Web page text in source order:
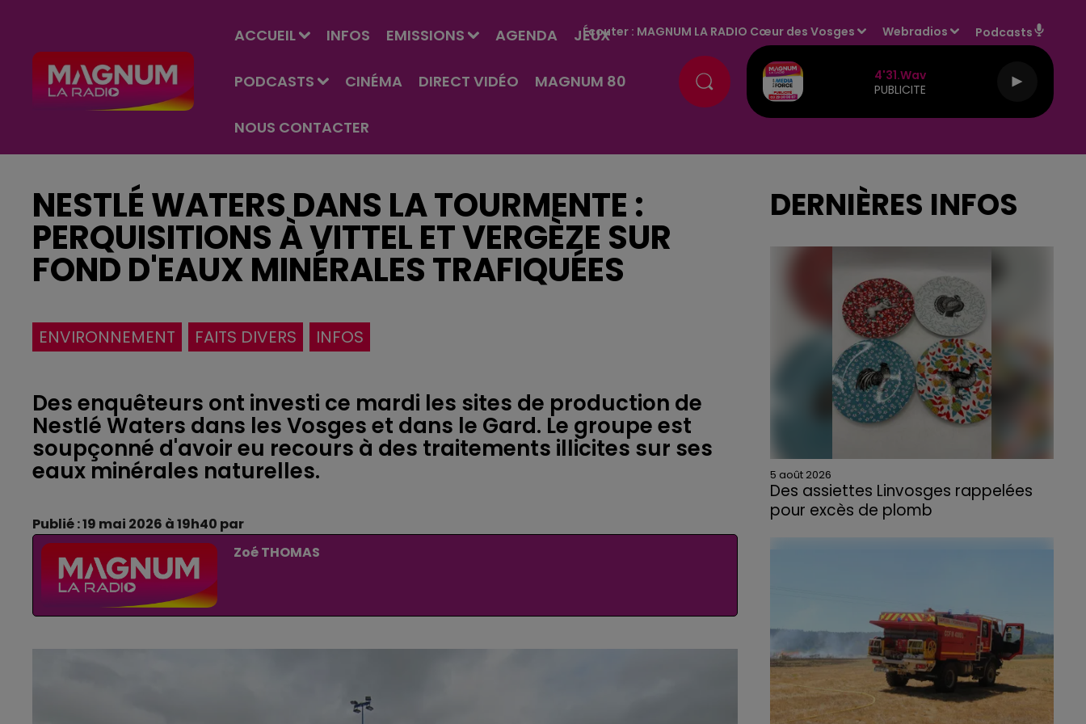
ACCUEIL INFOS EMISSIONS AGENDA JEUX
PODCASTS CINÉMA DIRECT VIDÉO MAGNUM 80
NOUS CONTACTER
Écouter : MAGNUM LA RADIO Cœur des Vosges Webradios Podcasts
4'31.wav
PUBLICITE
NESTLÉ WATERS DANS LA TOURMENTE :
PERQUISITIONS À VITTEL ET VERGÈZE SUR
FOND D'EAUX MINÉRALES TRAFIQUÉES
ENVIRONNEMENT FAITS DIVERS INFOS
Des enquêteurs ont investi ce mardi les sites de production de
Nestlé Waters dans les Vosges et dans le Gard. Le groupe est
soupçonné d'avoir eu recours à des traitements illicites sur ses
eaux minérales naturelles.
Publié : 19 mai 2026 à 19h40 par
Zoé THOMAS
DERNIÈRES INFOS
5 août 2026
Des assiettes Linvosges rappelées
pour excès de plomb